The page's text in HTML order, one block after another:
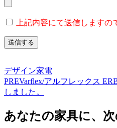
上記内容にて送信しますの
デザイン家電
PREVarflex/アルフレックス
しました。
あなたの家具に、次